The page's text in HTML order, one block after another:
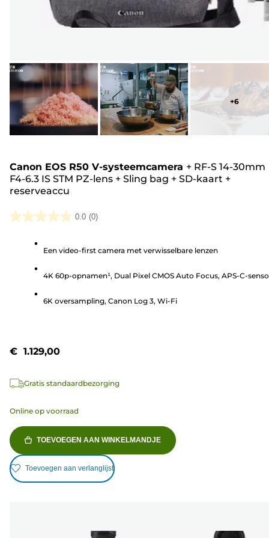
+6
Canon EOS R50 V-systeemcamera + RF-S 14-30mm
F4-6.3 IS STM PZ-lens + Sling bag + SD-kaart +
reserveaccu
0.0 (0)
0.0
sterren.
Een video-first camera met verwisselbare lenzen
4K 60p-opnamen¹, Dual Pixel CMOS Auto Focus, APS-C-
6K oversampling, Canon Log 3, Wi-Fi
€ 1.129,00
Gratis standaardbezorging
Online op voorraad
TOEVOEGEN AAN WINKELMANDJE
Toevoegen aan verlanglijst